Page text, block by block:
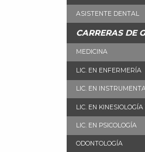
ASISTENTE DENTAL
CARRERAS DE
MEDICINA
LIC. EN ENFERMERÍA
LIC. EN
LIC. EN
LIC. EN PSICOLOGÍA
ODONTOLOGÍA